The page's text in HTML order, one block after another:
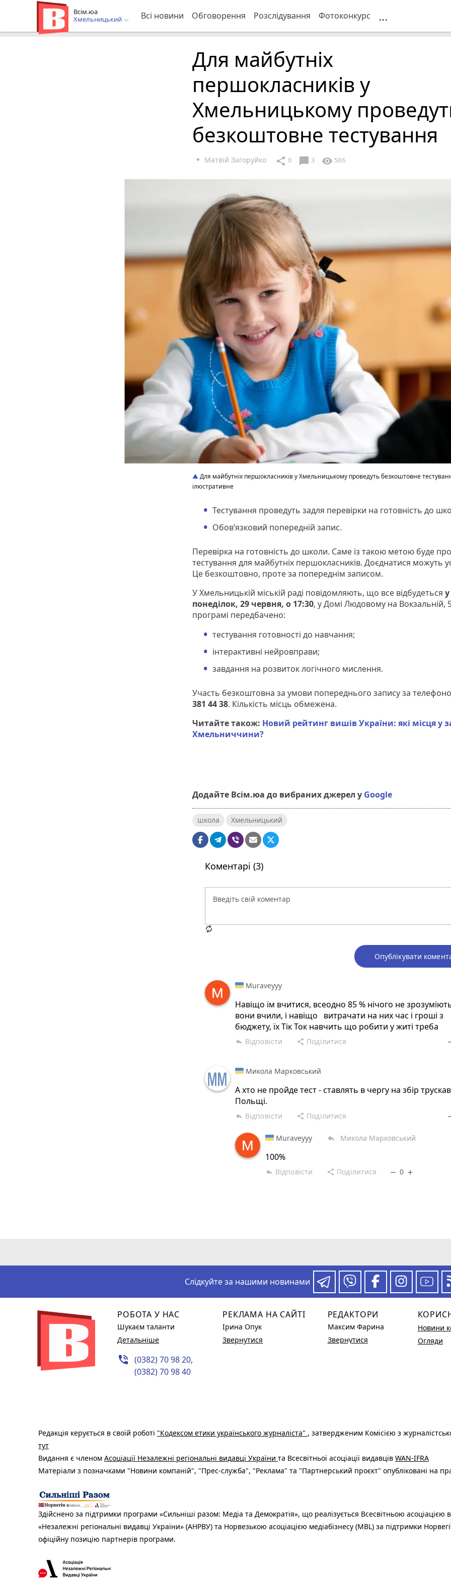
Всім.юа
Хмельницький
Всі новини Обговорення Розслідування Фотоконкурс ...
Для майбутніх
першокласників у
Хмельницькому
безкоштовне тестування
Матвій Загоруйко share 0 chat_bubble 3 visibility 586
Для майбутніх першокласників у Хмельницькому проведуть безкоштовне
ілюстративне
Тестування проведуть задля перевірки на готовність до
Обов’язковий попередній запис.
Перевірка на готовність до школи. Саме із такою метою буде
тестування для майбутніх першокласників. Доєднатися можуть
Це безкоштовно, проте за попереднім записом.
У Хмельницькій міській раді повідомляють, що все відбудеться у
понеділок, 29 червня, о 17:30, у Домі Людовому на Вокзальній,
програмі передбачено:
тестування готовності до навчання;
інтерактивні нейровправи;
завдання на розвиток логічного мислення.
Участь безкоштовна за умови попереднього запису за
381 44 38. Кількість місць обмежена.
Читайте також: Новий рейтинг вишів України: які місця у
Хмельниччини?
Додайте Всім.юа до вибраних джерел у Google
школа Хмельницький
Коментарі (3)
Опублікувати
Muraveyyy
Навіщо їм вчитися, всеодно 85 % нічого не
вони вчили, і навіщо витрачати на них час і гроші з
бюджету, їх Тік Ток навчить що робити у житі треба
reply Відповісти share Поділитися
Микола Марковський
А хто не пройде тест - ставлять в чергу на збір
Польщі.
reply Відповісти share Поділитися
Muraveyyy reply Микола Марковський
100%
reply Відповісти share Поділитися remove 0 add
Слідкуйте за нашими новинами
РОБОТА У НАС
Шукаєм таланти
Детальніше
phone_in_talk (0382) 70 98 20,
(0382) 70 98 40
РЕКЛАМА НА САЙТІ
Ірина Опук
Звернутися
РЕДАКТОРИ
Максим Фарина
Звернутися
Новини
Огляди
Редакція керується в своїй роботі "Кодексом етики українського журналіста" , затвердженим Комісією з
тут
Видання є членом Асоціації Незалежні регіональні видавці України та Всесвітньої асоціації видавців WAN-IFRA
Матеріали з позначками "Новини компаній", "Прес-служба", "Реклама" та "Партнерський проєкт" опубліковані на
Здійснено за підтримки програми «Сильніші разом: Медіа та Демократія», що реалізується Всесвітньою асоціацією
«Незалежні регіональні видавці України» (АНРВУ) та Норвезькою асоціацією медіабізнесу (MBL) за підтримки
офіційну позицію партнерів програми.